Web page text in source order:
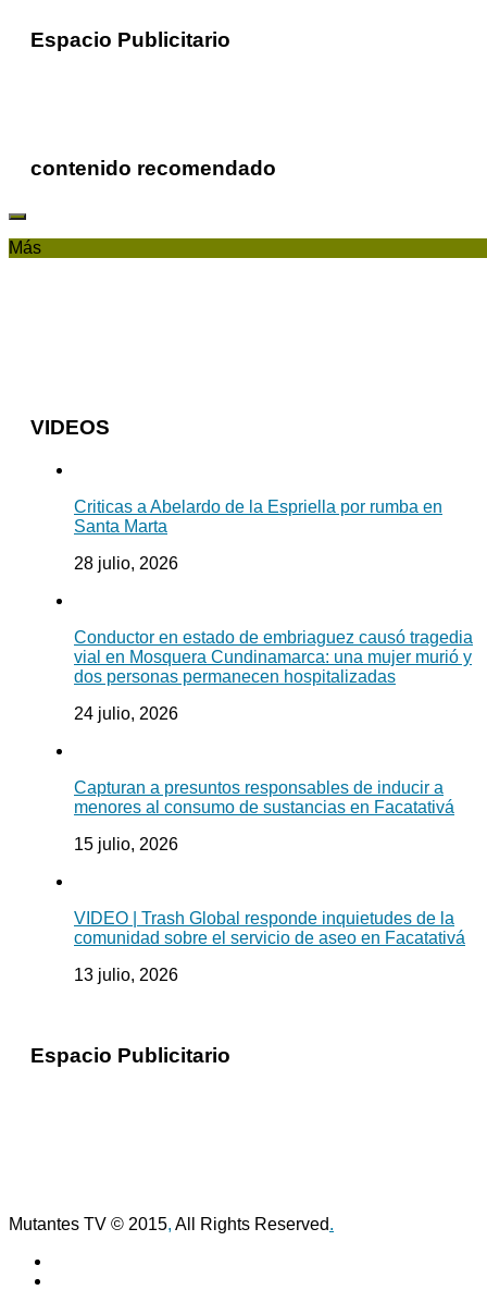
Espacio Publicitario
contenido recomendado
Más
VIDEOS
Criticas a Abelardo de la Espriella por rumba en
Santa Marta
28 julio, 2026
Conductor en estado de embriaguez causó tragedia
vial en Mosquera Cundinamarca: una mujer murió y
dos personas permanecen hospitalizadas
24 julio, 2026
Capturan a presuntos responsables de inducir a
menores al consumo de sustancias en Facatativá
15 julio, 2026
VIDEO | Trash Global responde inquietudes de la
comunidad sobre el servicio de aseo en Facatativá
13 julio, 2026
Espacio Publicitario
Mutantes TV © 2015, All Rights Reserved.